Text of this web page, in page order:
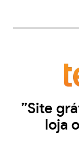
”Site
loja